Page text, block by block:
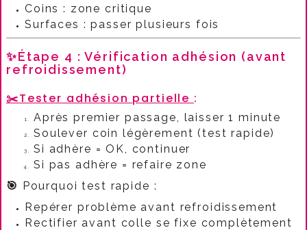
Coins : zone critique
Surfaces : passer plusieurs fois
✨Étape 4 : Vérification adhésion (avant
refroidissement)
✂️Tester adhésion partielle :​
Après premier passage, laisser 1 minute
Soulever coin légèrement (test rapide)
Si adhère = OK, continuer
Si pas adhère = refaire zone
🎯 Pourquoi test rapide :​
Repérer problème avant refroidissement
Rectifier avant colle se fixe complètement